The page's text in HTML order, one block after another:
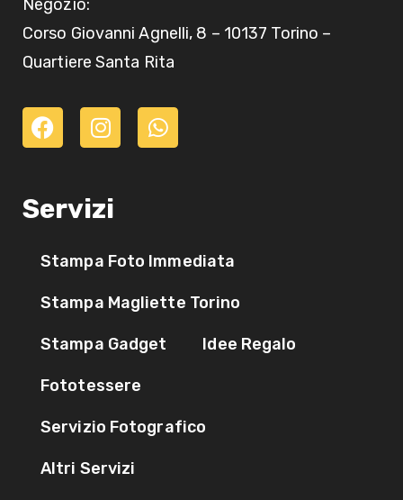
Negozio:
Corso Giovanni Agnelli, 8 – 10137 Torino –
Quartiere Santa Rita
Servizi
Stampa Foto Immediata
Stampa Magliette Torino
Stampa Gadget Idee Regalo
Fototessere
Servizio Fotografico
Altri Servizi